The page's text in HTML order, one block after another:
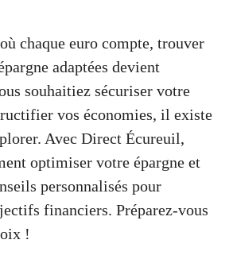
chaque euro compte, trouver
adaptées devient
souhaitiez sécuriser votre
vos économies, il existe
Avec Direct Écureuil,
optimiser votre épargne et
personnalisés pour
financiers. Préparez-vous
!